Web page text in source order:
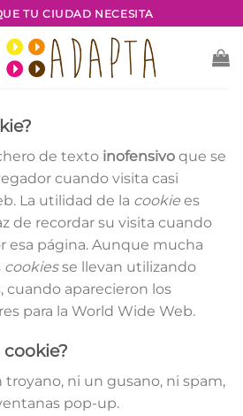
TU CIUDAD NECESITA
de texto inofensivo que se
cuando visita casi
La utilidad de la cookie es
de recordar su visita cuando
esa página. Aunque mucha
cookiesse llevan utilizando
cuando aparecieron los
para la World Wide Web.
cookie?
troyano, ni un gusano, ni spam,
pop-up.